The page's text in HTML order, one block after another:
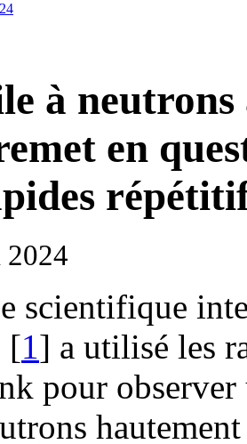
à
en
scientifique
[1] a utilisé les
pour observer